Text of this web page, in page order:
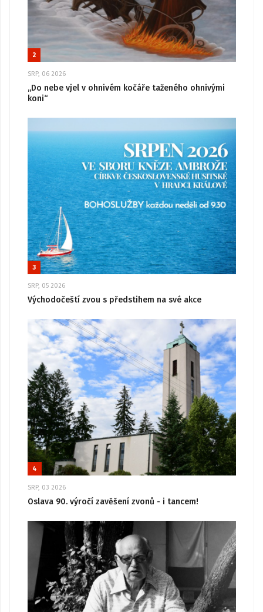
2
SRP, 06 2026
„Do nebe vjel v ohnivém kočáře taženého ohnivými
koni“
3
SRP, 05 2026
Východočeští zvou s předstihem na své akce
4
SRP, 03 2026
Oslava 90. výročí zavěšení zvonů - i tancem!